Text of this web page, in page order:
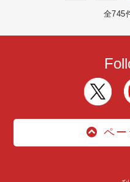
全745
ペ